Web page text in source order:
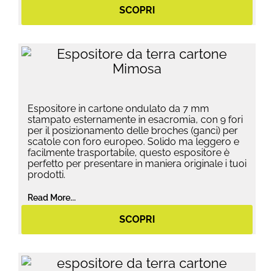
SCOPRI
Espositore in cartone ondulato da 7 mm
stampato esternamente in esacromia, con 9 fori
per il posizionamento delle broches (ganci) per
scatole con foro europeo. Solido ma leggero e
facilmente trasportabile, questo espositore è
perfetto per presentare in maniera originale i tuoi
prodotti.
Read More...
SCOPRI